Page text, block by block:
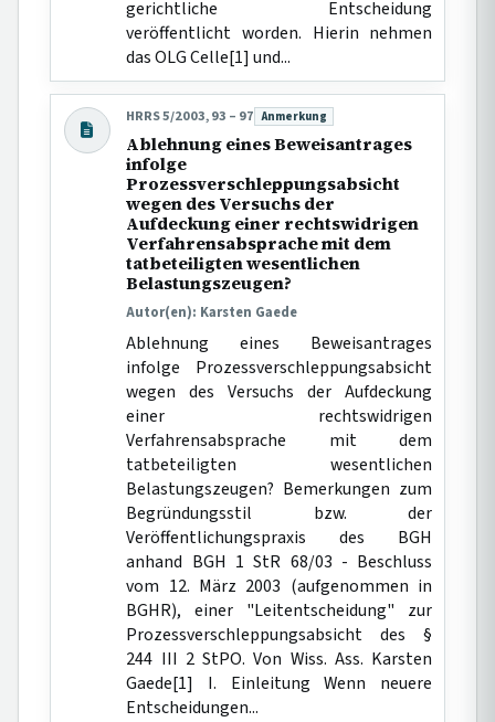
gerichtliche Entscheidung
veröffentlicht worden. Hierin nehmen
das OLG Celle[1] und...
HRRS 5/2003, 93 – 97 Beitragsart:
Anmerkung
Ablehnung eines Beweisantrages
infolge
Prozessverschleppungsabsicht
wegen des Versuchs der
Aufdeckung einer rechtswidrigen
Verfahrensabsprache mit dem
tatbeteiligten wesentlichen
Belastungszeugen?
Autor(en): Karsten Gaede
Ablehnung eines Beweisantrages
infolge Prozessverschleppungsabsicht
wegen des Versuchs der Aufdeckung
einer rechtswidrigen
Verfahrensabsprache mit dem
tatbeteiligten wesentlichen
Belastungszeugen? Bemerkungen zum
Begründungsstil bzw. der
Veröffentlichungspraxis des BGH
anhand BGH 1 StR 68/03 - Beschluss
vom 12. März 2003 (aufgenommen in
BGHR), einer "Leitentscheidung" zur
Prozessverschleppungsabsicht des §
244 III 2 StPO. Von Wiss. Ass. Karsten
Gaede[1] I. Einleitung Wenn neuere
Entscheidungen...